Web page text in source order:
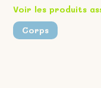
Voir les produits
Corps